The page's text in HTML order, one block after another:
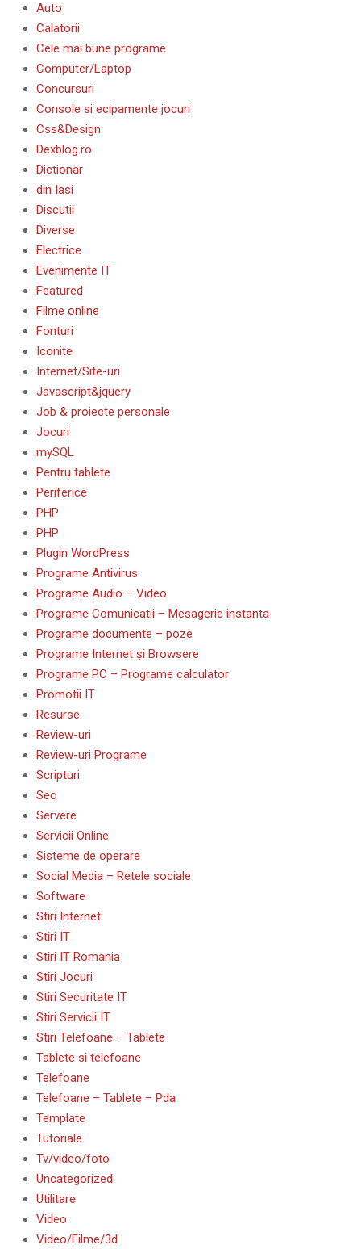
Auto
Calatorii
Cele mai bune programe
Computer/Laptop
Concursuri
Console si ecipamente jocuri
Css&Design
Dexblog.ro
Dictionar
din Iasi
Discutii
Diverse
Electrice
Evenimente IT
Featured
Filme online
Fonturi
Iconite
Internet/Site-uri
Javascript&jquery
Job & proiecte personale
Jocuri
mySQL
Pentru tablete
Periferice
PHP
PHP
Plugin WordPress
Programe Antivirus
Programe Audio – Video
Programe Comunicatii – Mesagerie instanta
Programe documente – poze
Programe Internet și Browsere
Programe PC – Programe calculator
Promotii IT
Resurse
Review-uri
Review-uri Programe
Scripturi
Seo
Servere
Servicii Online
Sisteme de operare
Social Media – Retele sociale
Software
Stiri Internet
Stiri IT
Stiri IT Romania
Stiri Jocuri
Stiri Securitate IT
Stiri Servicii IT
Stiri Telefoane – Tablete
Tablete si telefoane
Telefoane
Telefoane – Tablete – Pda
Template
Tutoriale
Tv/video/foto
Uncategorized
Utilitare
Video
Video/Filme/3d